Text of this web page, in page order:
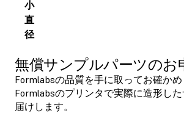
小
直
径
無償サンプルパーツのお
Formlabsの品質を手に取ってお確かめ
Formlabsのプリンタで実際に造形し
届けします。